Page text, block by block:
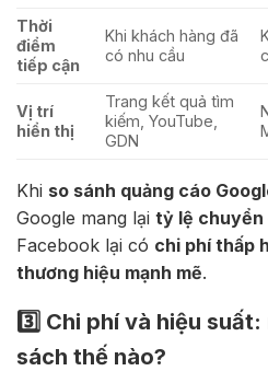
Thời
điểm
tiếp cận
Khi khách hàng đã
có nhu cầu
Vị trí
hiển thị
Trang kết quả tìm
kiếm, YouTube,
GDN
Khi so sánh quảng cáo
Google mang lại tỷ lệ chuyển
Facebook lại có chi phí thấp
thương hiệu mạnh mẽ.
3️⃣ Chi phí và hiệu
sách thế nào?